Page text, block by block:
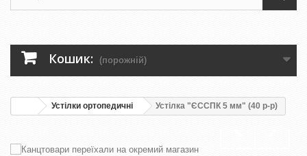
Кошик: (порожній)
Устілки ортопедичні Устілка "ЄССПК 5 мм" (40 р-р)